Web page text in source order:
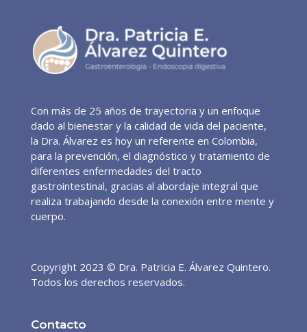
Con más de 25 años de trayectoria y un enfoque
dado al bienestar y la calidad de vida del paciente,
la Dra. Álvarez es hoy un referente en Colombia,
para la prevención, el diagnóstico y tratamiento de
diferentes enfermedades del tracto
gastrointestinal, gracias al abordaje integral que
realiza trabajando desde la conexión entre mente y
cuerpo.
Copyright 2023 © Dra. Patricia E. Álvarez Quintero.
Todos los derechos reservados.
Contacto